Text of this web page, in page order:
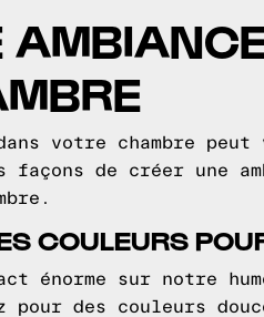
votre chambre
façons de créer une
COULEURS
énorme sur notre
pour des couleurs